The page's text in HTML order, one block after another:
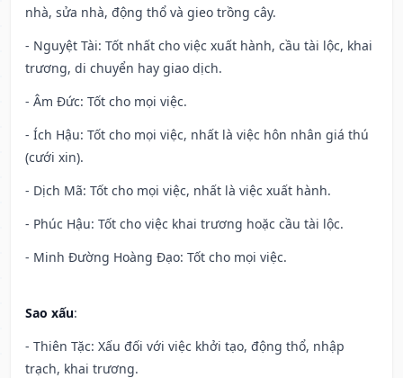
nhà, sửa nhà, động thổ và gieo trồng cây.
- Nguyệt Tài: Tốt nhất cho việc xuất hành, cầu tài lộc, khai
trương, di chuyển hay giao dịch.
- Âm Đức: Tốt cho mọi việc.
- Ích Hậu: Tốt cho mọi việc, nhất là việc hôn nhân giá thú
(cưới xin).
- Dịch Mã: Tốt cho mọi việc, nhất là việc xuất hành.
- Phúc Hậu: Tốt cho việc khai trương hoặc cầu tài lộc.
- Minh Đường Hoàng Đạo: Tốt cho mọi việc.
Sao xấu:
- Thiên Tặc: Xấu đối với việc khởi tạo, động thổ, nhập
trạch, khai trương.